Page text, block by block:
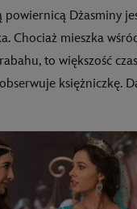
powiernicą Dżasminy
Chociaż mieszka
to większość
księżniczkę.